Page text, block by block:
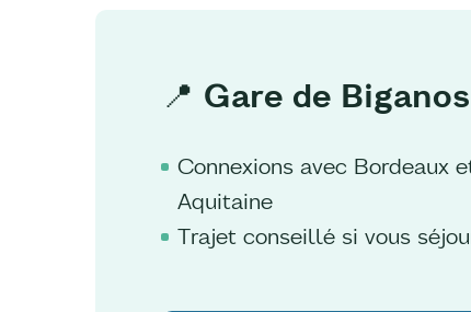
📍 Gare de Biganos
Connexions avec Bordeaux
Aquitaine
Trajet conseillé si vous